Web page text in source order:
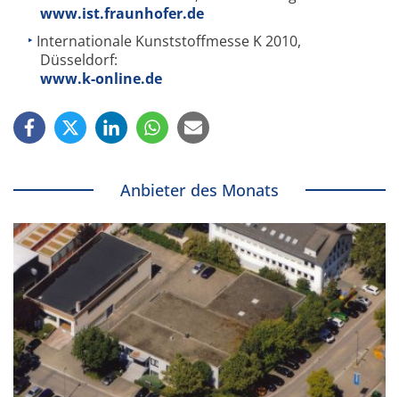
www.ist.fraunhofer.de
Internationale Kunststoffmesse K 2010,
Düsseldorf:
www.k-online.de
Anbieter des Monats